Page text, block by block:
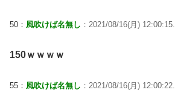
50： 風吹けば名無し ：2021/08/16(月)
150ｗｗｗｗ
55： 風吹けば名無し ：2021/08/16(月)